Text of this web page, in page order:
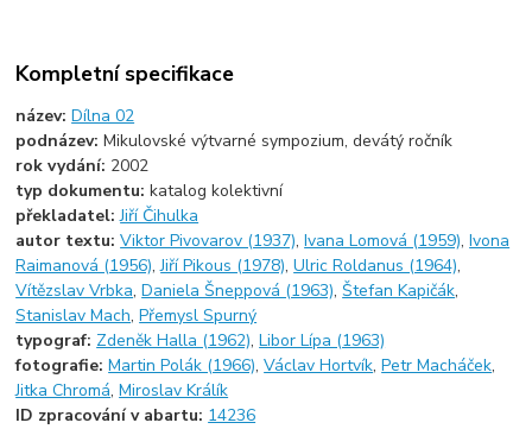
Kompletní specifikace
název:Dílna 02
podnázev:Mikulovské výtvarné sympozium, devátý ročník
rok vydání: 2002
typ dokumentu:katalog kolektivní
překladatel:Jiří Čihulka
autor textu:Viktor Pivovarov (1937),Ivana Lomová (1959),Ivona
Raimanová (1956),Jiří Pikous (1978),Ulric Roldanus (1964),
Vítězslav Vrbka,Daniela Šneppová (1963),Štefan Kapičák,
Stanislav Mach,Přemysl Spurný
typograf: Zdeněk Halla (1962),Libor Lípa (1963)
fotografie:Martin Polák (1966),Václav Hortvík,Petr Macháček,
Jitka Chromá,Miroslav Králík
ID zpracování v abartu: 14236